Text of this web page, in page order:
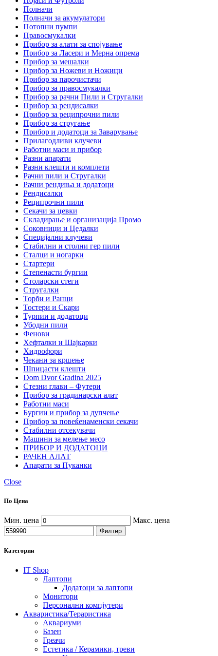
Полначи
Полначи за акумулатори
Потопни пумпи
Правосмукалки
Прибор за алати за спојување
Прибор за Ласери и Мерна опрема
Прибор за мешалки
Прибор за Ножеви и Ножици
Прибор за парочистачи
Прибор за правосмукалки
Прибор за рачни Пили и Стругалки
Прибор за рендисалки
Прибор за реципрочни пили
Прибор за стругање
Прибор и додатоци за Заварување
Прилагодливи клучеви
Работни маси и прибор
Разни апарати
Разни клешти и комплети
Рачни пили и Стругалки
Рачни рендиња и додатоци
Рендисалки
Реципрочни пили
Секачи за цевки
Складирање и организација Промо
Соковници и Цедалки
Специјални клучеви
Стабилни и столни гер пили
Сталци и ногарки
Стартери
Степенасти бургии
Столарски стеги
Стругалки
Торби и Ранци
Тостери и Скари
Турпии и додатоци
Убодни пили
Фенови
Хефталки и Шајкарки
Хидрофори
Чекани за кршење
Шпицасти клешти
Dom Dvor Gradina 2025
Стезни глави – Футери
Прибор за градинарски алат
Работни маси
Бургии и прибор за дупчење
Прибор за повеќенаменски секачи
Стабилни отсекувачи
Машини за мелење месо
ПРИБОР И ДОДАТОЦИ
РАЧЕН АЛАТ
Апарати за Пуканки
Close
По Цена
Мин. цена Макс. цена
Филтер
Категории
IT Shop
Лаптопи
Додатоци за лаптопи
Монитори
Персонални компјутери
Акваристика/Тераристика
Аквариуми
Базен
Греачи
Естетика / Керамики, треви